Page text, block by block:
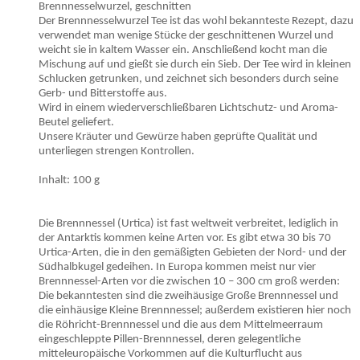
Brennnesselwurzel, geschnitten
Der Brennnesselwurzel Tee ist das wohl bekannteste Rezept, dazu
verwendet man wenige Stücke der geschnittenen Wurzel und
weicht sie in kaltem Wasser ein. Anschließend kocht man die
Mischung auf und gießt sie durch ein Sieb. Der Tee wird in kleinen
Schlucken getrunken, und zeichnet sich besonders durch seine
Gerb- und Bitterstoffe aus.
Wird in einem wiederverschließbaren Lichtschutz- und Aroma-
Beutel geliefert.
Unsere Kräuter und Gewürze haben geprüfte Qualität und
unterliegen strengen Kontrollen.
Inhalt: 100 g
Die Brennnessel (Urtica) ist fast weltweit verbreitet, lediglich in
der Antarktis kommen keine Arten vor. Es gibt etwa 30 bis 70
Urtica-Arten, die in den gemäßigten Gebieten der Nord- und der
Südhalbkugel gedeihen. In Europa kommen meist nur vier
Brennnessel-Arten vor die zwischen 10 – 300 cm groß werden:
Die bekanntesten sind die zweihäusige Große Brennnessel und
die einhäusige Kleine Brennnessel; außerdem existieren hier noch
die Röhricht-Brennnessel und die aus dem Mittelmeerraum
eingeschleppte Pillen-Brennnessel, deren gelegentliche
mitteleuropäische Vorkommen auf die Kulturflucht aus